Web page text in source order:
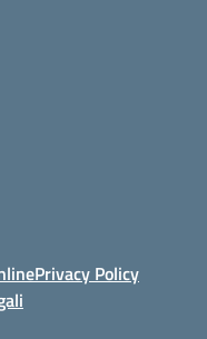
Privacy Policy